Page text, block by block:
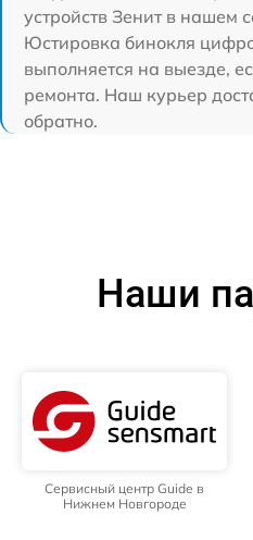
устройств Зенит в нашем
Юстировка бинокля
выполняется на выезде,
ремонта. Наш курьер
обратно.
Наши
Сервисный центр Guide в
Нижнем Новгороде